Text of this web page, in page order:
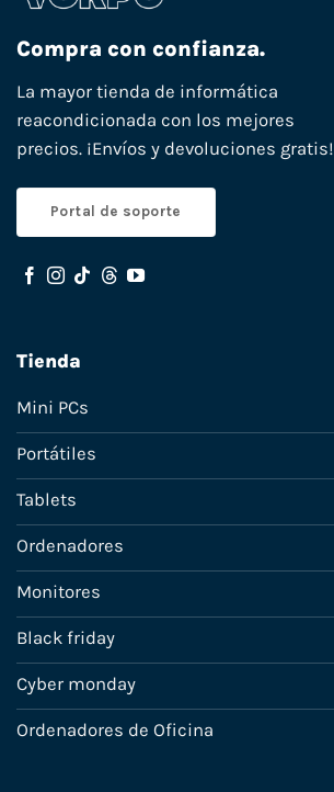
Compra con confianza.
La mayor tienda de informática
reacondicionada con los mejores
precios. ¡Envíos y devoluciones gratis!
Portal de soporte
Tienda
Mini PCs
Portátiles
Tablets
Ordenadores
Monitores
Black friday
Cyber monday
Ordenadores de Oficina